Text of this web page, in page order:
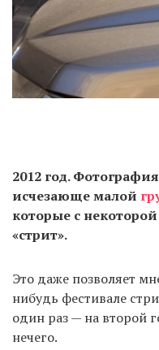
2012 год.
исчезающе малой
которые с
«стрит».
Это даже позволяет
нибудь фестивале
один раз — на второй
нечего.